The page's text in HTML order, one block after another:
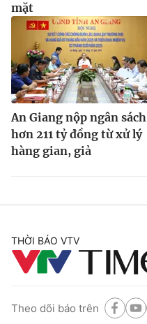
mặt
An Giang nộp ngân sách
hơn 211 tỷ đồng từ xử lý
hàng gian, giả
THỜI BÁO VTV
Theo dõi báo trên